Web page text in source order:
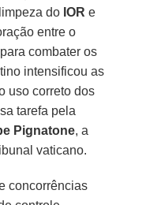
do IOR e
entre o
combater os
intensificou as
uso correto dos
tarefa pela
Pignatone, a
vaticano.
concorrências